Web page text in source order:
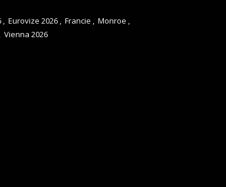
, Eurovize 2026 , Francie , Monroe ,
, Vienna 2026